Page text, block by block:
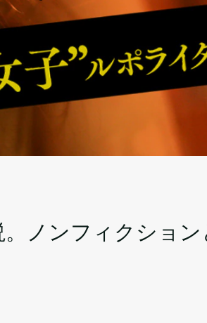
ノンフィクショ